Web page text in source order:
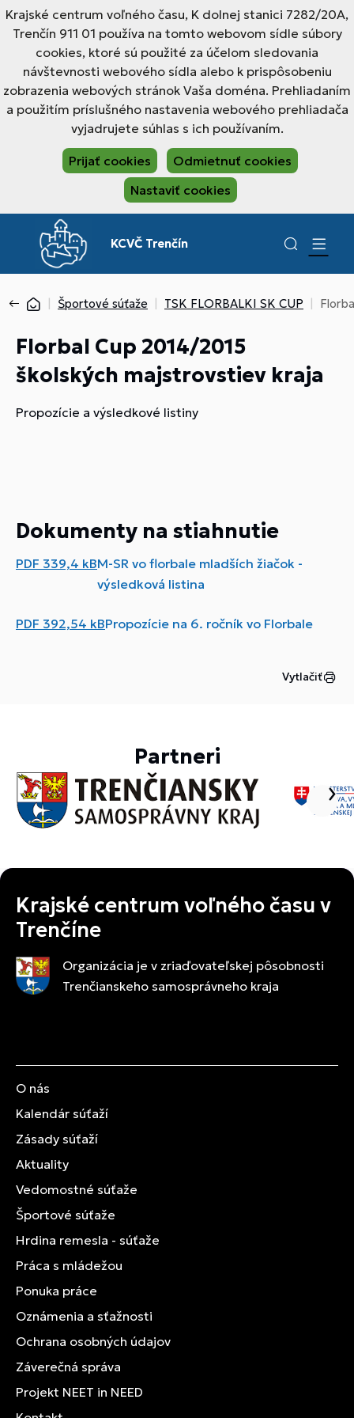
Krajské centrum voľného času, K dolnej stanici 7282/20A,
Trenčín 911 01 používa na tomto webovom sídle súbory
cookies, ktoré sú použité za účelom sledovania
návštevnosti webového sídla alebo k prispôsobeniu
zobrazenia webových stránok Vaša doména. Prehliadaním
a použitím príslušného nastavenia webového prehliadača
vyjadrujete súhlas s ich používaním.
Prijať cookies
Odmietnuť cookies
Nastaviť cookies
KCVČ Trenčín
Športové súťaže TSK FLORBALKI SK CUP
Florbal Cup 2014/2015
školských majstrovstiev kraja
Propozície a výsledkové listiny
Dokumenty na stiahnutie
PDF 339,4 kBM-SR vo florbale mladších žiačok -
výsledková listina
PDF 392,54 kBPropozície na 6. ročník vo Florbale
Vytlačiť
Partneri
Krajské centrum voľného času v
Trenčíne
Organizácia je v zriaďovateľskej pôsobnosti
Trenčianskeho samosprávneho kraja
O nás
Kalendár súťaží
Zásady súťaží
Aktuality
Vedomostné súťaže
Športové súťaže
Hrdina remesla - súťaže
Práca s mládežou
Ponuka práce
Oznámenia a sťažnosti
Ochrana osobných údajov
Záverečná správa
Projekt NEET in NEED